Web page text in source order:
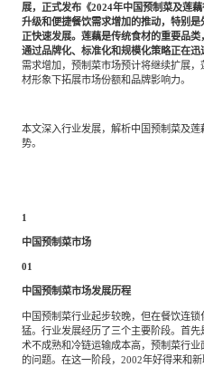
美容时尚
物流与供应链
特种新材料
基础设施建设
教育与培训
战略合作伙伴
专家委员会
沙利文中国分支机构
展，正式发布《2024年中国预制菜及莲
升级和便捷餐饮需求增加的推动，特别
正快速发展。莲藕是传统食材的重要品
通过品牌化、标准化和规模化策略正在迅
需求增加，预制菜市场预计将继续扩展
材形象下拓展市场份额和品牌影响力。
本文深入行业发展，解析中国预制菜及
势。
1
中国预制菜市场
01
中国预制菜市场发展历程
中国预制菜行业起步较晚，但在餐饮连
猛。行业发展经历了三个主要阶段。首
术不成熟和冷链运输成本高，预制菜行
的问题。在这一阶段，2002年好得来和